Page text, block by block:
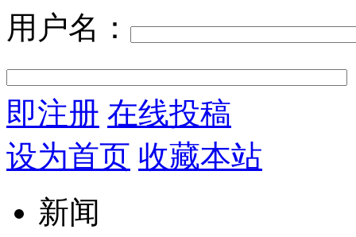
用户名：
即注册 在线投稿
设为首页 收藏本站
新闻